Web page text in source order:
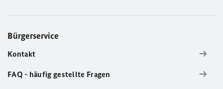
Bürgerservice
Kontakt
FAQ - häufig gestellte Fragen